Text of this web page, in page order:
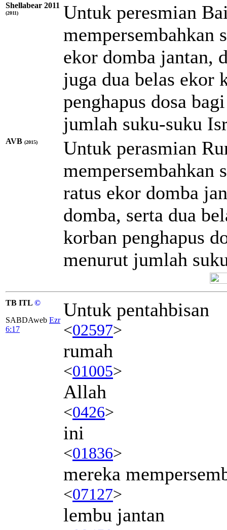
Shellabear 2011
(2011)
Untuk peresmian
mempersembahkan
ekor domba jantan,
juga dua belas ekor
penghapus dosa
jumlah suku-suku
AVB (2015)
Untuk perasmian
mempersembahkan
ratus ekor domba
domba, serta dua
korban penghapus
menurut jumlah
TB ITL ©
SABDAweb Ezr
6:17
Untuk pentahbisan
<02597>
rumah
<01005>
Allah
<0426>
ini
<01836>
mereka
<07127>
lembu jantan